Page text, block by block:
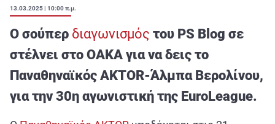
TSILI LEAGUE
RETRO
BLOGS
QUIZ
ΑΘΛΗΤΙΚΑ
ΣΥΝΕΝΤΕΥΞΕΙΣ
13.03.2025 | 10:00 π.μ.
Ο σούπερ διαγωνισμός του PS Blog σε
στέλνει στο ΟΑΚΑ για να δεις το
Παναθηναϊκός AKTOR-Άλμπα Βερολίνου,
για την 30η αγωνιστική της EuroLeague.